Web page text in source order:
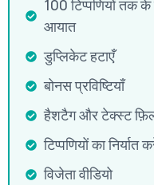
100 टिप्पणियों तक
आयात
डुप्लिकेट हटाएँ
बोनस प्रविष्टियाँ
हैशटैग और टेक्स्ट
टिप्पणियों का निर्यात
विजेता वीडियो